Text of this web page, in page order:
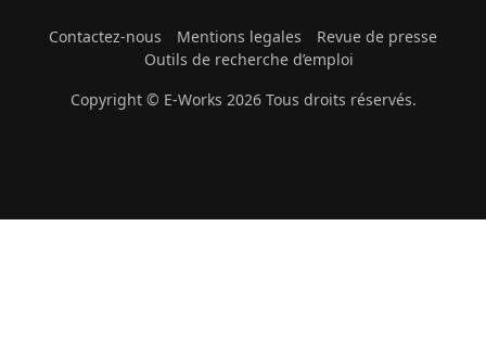
Contactez-nous Mentions legales
Revue de presse
Outils de recherche d’emploi
Copyright © E-Works 2026 Tous droits réservés.